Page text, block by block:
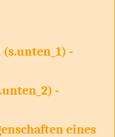
-
-
eines